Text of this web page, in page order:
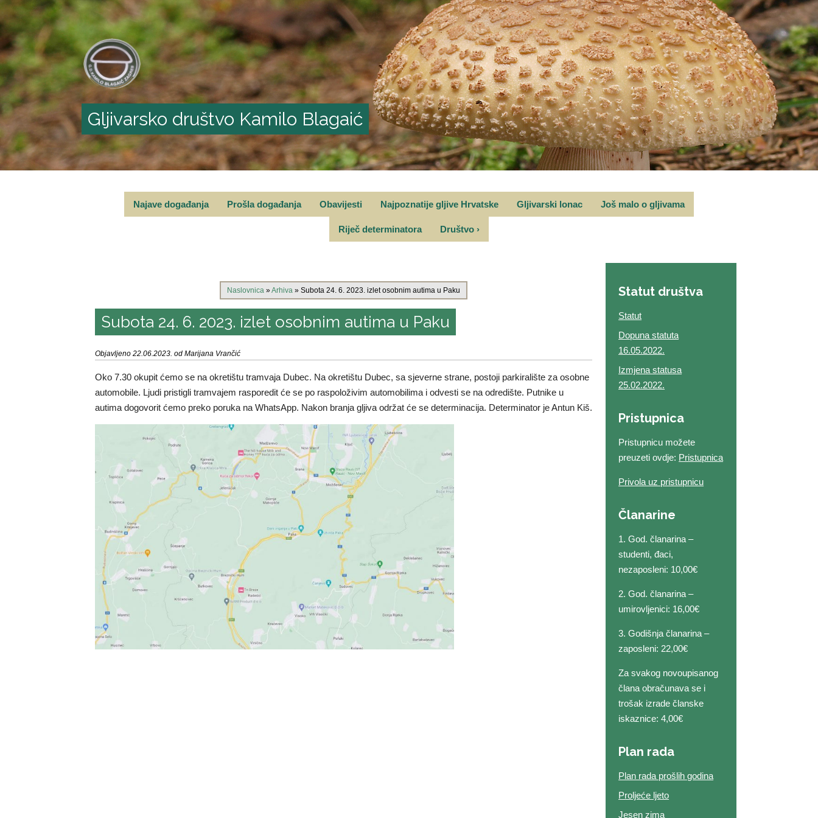
Gljivarsko društvo Kamilo Blagaić
Najave događanja Prošla događanja Obavijesti Najpoznatije gljive Hrvatske Gljivarski lonac Još malo o gljivama
Riječ determinatora Društvo ›
Naslovnica»Arhiva» Subota 24. 6. 2023. izlet osobnim autima u Paku
Subota 24. 6. 2023. izlet osobnim autima u Paku
Objavljeno 22.06.2023. od Marijana Vrančić
Oko 7.30 okupit ćemo se na okretištu tramvaja Dubec. Na okretištu Dubec, sa sjeverne strane, postoji parkiralište za osobne
automobile. Ljudi pristigli tramvajem rasporedit će se po raspoloživim automobilima i odvesti se na odredište. Putnike u
autima dogovorit ćemo preko poruka na WhatsApp. Nakon branja gljiva održat će se determinacija. Determinator je Antun Kiš.
Statut društva
Statut
Dopuna statuta
16.05.2022.
Izmjena statusa
25.02.2022.
Pristupnica
Pristupnicu možete
preuzeti ovdje: Pristupnica
Privola uz pristupnicu
Članarine
1. God. članarina –
studenti, đaci,
nezaposleni: 10,00€
2. God. članarina –
umirovljenici: 16,00€
3. Godišnja članarina –
zaposleni: 22,00€
Za svakog novoupisanog
člana obračunava se i
trošak izrade članske
iskaznice: 4,00€
Plan rada
Plan rada prošlih godina
Proljeće ljeto
Jesen zima